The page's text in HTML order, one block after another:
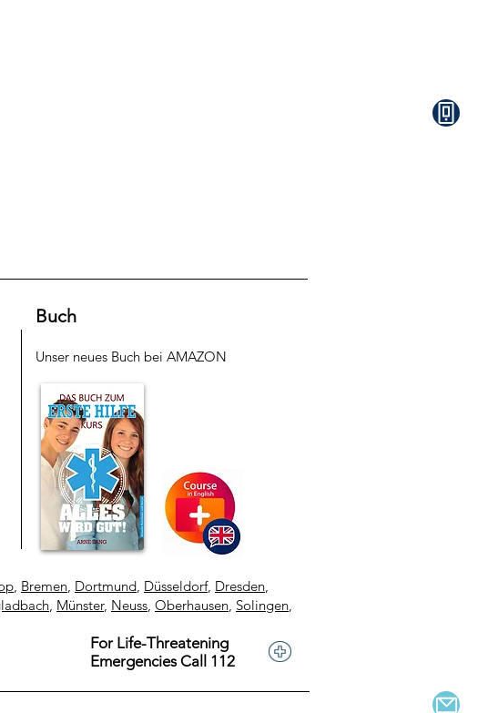
Buch
Unser neues Buch bei AMAZON
For Life-Threatening
Emergencies Call 112
, Bremen, Dortmund, Düsseldorf, Dresden,
, Münster, Neuss, Oberhausen, Solingen,